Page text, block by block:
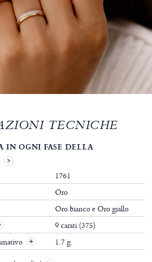
TECNICHE
IN OGNI FASE DELLA
1761
Oro
Oro bianco e Oro giallo
9 carati (375)
1.7 g.